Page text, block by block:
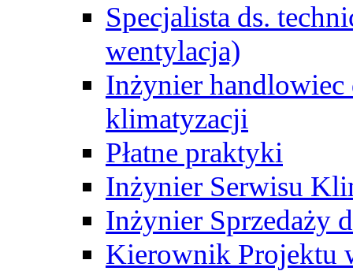
Specjalista ds.
wentylacja)
Inżynier handlowiec
klimatyzacji
Płatne praktyki
Inżynier Serwisu
Inżynier Sprzedaży
Kierownik Projektu